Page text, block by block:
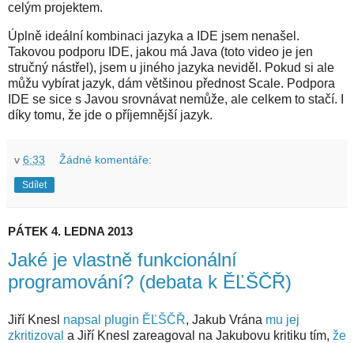
celým projektem.
Úplně ideální kombinaci jazyka a IDE jsem nenašel.
Takovou podporu IDE, jakou má Java (toto video je jen
stručný nástřel), jsem u jiného jazyka neviděl. Pokud si ale
můžu vybírat jazyk, dám většinou přednost Scale. Podpora
IDE se sice s Javou srovnávat nemůže, ale celkem to stačí. I
díky tomu, že jde o příjemnější jazyk.
v 6:33 Žádné komentáře:
Sdílet
PÁTEK 4. LEDNA 2013
Jaké je vlastně funkcionální
programování? (debata k ĚĽŠČŘ)
Jiří Knesl napsal plugin ĚĽŠČŘ, Jakub Vrána mu jej
zkritizoval a Jiří Knesl zareagoval na Jakubovu kritiku tím, že